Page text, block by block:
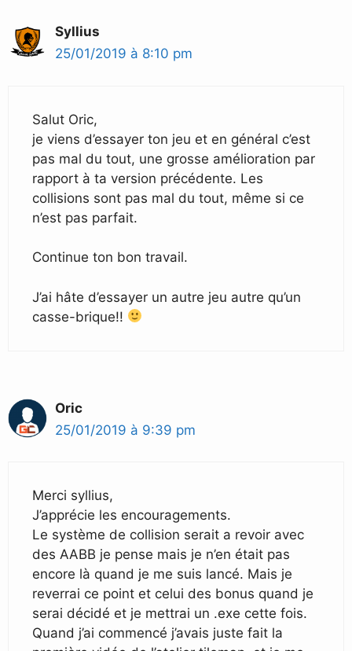
Syllius
25/01/2019 à 8:10 pm
Salut Oric,
je viens d’essayer ton jeu et en général c’est
pas mal du tout, une grosse amélioration par
rapport à ta version précédente. Les
collisions sont pas mal du tout, même si ce
n’est pas parfait.
Continue ton bon travail.
J’ai hâte d’essayer un autre jeu autre qu’un
casse-brique!!
Oric
25/01/2019 à 9:39 pm
Merci syllius,
J’apprécie les encouragements.
Le système de collision serait a revoir avec
des AABB je pense mais je n’en était pas
encore là quand je me suis lancé. Mais je
reverrai ce point et celui des bonus quand je
serai décidé et je mettrai un .exe cette fois.
Quand j’ai commencé j’avais juste fait la